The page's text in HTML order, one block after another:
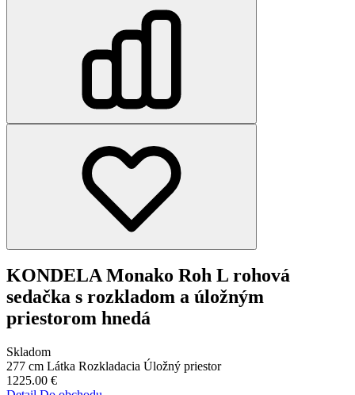
KONDELA Monako Roh L rohová
sedačka s rozkladom a úložným
priestorom hnedá
Skladom
277 cm Látka Rozkladacia Úložný priestor
1225.00 €